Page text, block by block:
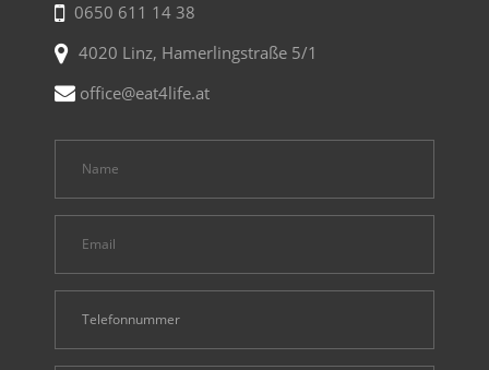
0650 611 14 38
4020 Linz, Hamerlingstraße 5/1
office@eat4life.at